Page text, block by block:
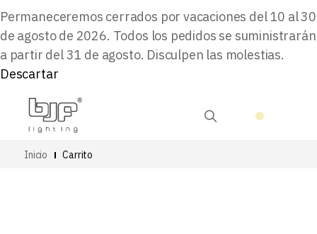
Permaneceremos cerrados por vacaciones del 10 al 30
de agosto de 2026. Todos los pedidos se suministrarán
a partir del 31 de agosto. Disculpen las molestias.
Descartar
Inicio Carrito